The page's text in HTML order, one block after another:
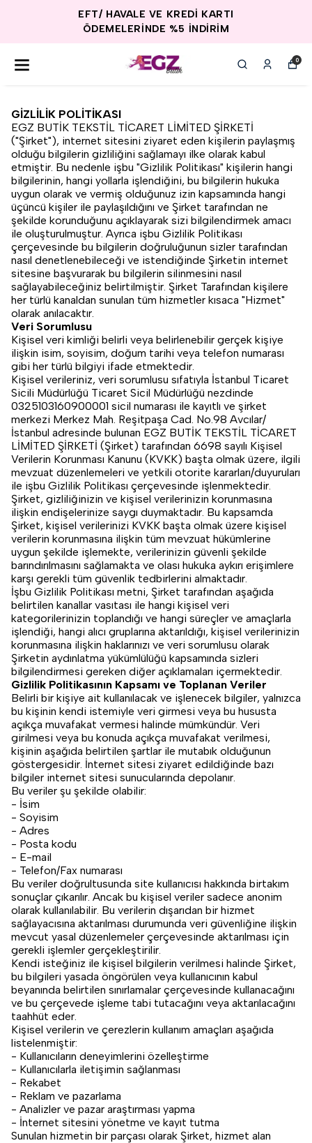
EFT/ HAVALE VE KREDİ KARTI
ÖDEMELERİNDE %5 İNDİRİM
0
GİZLİLİK POLİTİKASI
EGZ BUTİK TEKSTİL TİCARET LİMİTED ŞİRKETİ
("Şirket"), internet sitesini ziyaret eden kişilerin paylaşmış
olduğu bilgilerin gizliliğini sağlamayı ilke olarak kabul
etmiştir. Bu nedenle işbu "Gizlilik Politikası" kişilerin hangi
bilgilerinin, hangi yollarla işlendiğini, bu bilgilerin hukuka
uygun olarak ve vermiş olduğunuz izin kapsamında hangi
üçüncü kişiler ile paylaşıldığını ve Şirket tarafından ne
şekilde korunduğunu açıklayarak sizi bilgilendirmek amacı
ile oluşturulmuştur. Ayrıca işbu Gizlilik Politikası
çerçevesinde bu bilgilerin doğruluğunun sizler tarafından
nasıl denetlenebileceği ve istendiğinde Şirketin internet
sitesine başvurarak bu bilgilerin silinmesini nasıl
sağlayabileceğiniz belirtilmiştir. Şirket Tarafından kişilere
her türlü kanaldan sunulan tüm hizmetler kısaca "Hizmet"
olarak anılacaktır.
Veri Sorumlusu
Kişisel veri kimliği belirli veya belirlenebilir gerçek kişiye
ilişkin isim, soyisim, doğum tarihi veya telefon numarası
gibi her türlü bilgiyi ifade etmektedir.
Kişisel verileriniz, veri sorumlusu sıfatıyla İstanbul Ticaret
Sicili Müdürlüğü Ticaret Sicil Müdürlüğü nezdinde
0325103160900001 sicil numarası ile kayıtlı ve şirket
merkezi Merkez Mah. Reşitpaşa Cad. No.98 Avcılar/
İstanbul adresinde bulunan EGZ BUTİK TEKSTİL TİCARET
LİMİTED ŞİRKETİ (Şirket) tarafından 6698 sayılı Kişisel
Verilerin Korunması Kanunu (KVKK) başta olmak üzere, ilgili
mevzuat düzenlemeleri ve yetkili otorite kararları/duyuruları
ile işbu Gizlilik Politikası çerçevesinde işlenmektedir.
Şirket, gizliliğinizin ve kişisel verilerinizin korunmasına
ilişkin endişelerinize saygı duymaktadır. Bu kapsamda
Şirket, kişisel verilerinizi KVKK başta olmak üzere kişisel
verilerin korunmasına ilişkin tüm mevzuat hükümlerine
uygun şekilde işlemekte, verilerinizin güvenli şekilde
barındırılmasını sağlamakta ve olası hukuka aykırı erişimlere
karşı gerekli tüm güvenlik tedbirlerini almaktadır.
İşbu Gizlilik Politikası metni, Şirket tarafından aşağıda
belirtilen kanallar vasıtası ile hangi kişisel veri
kategorilerinizin toplandığı ve hangi süreçler ve amaçlarla
işlendiği, hangi alıcı gruplarına aktarıldığı, kişisel verilerinizin
korunmasına ilişkin haklarınızı ve veri sorumlusu olarak
Şirketin aydınlatma yükümlülüğü kapsamında sizleri
bilgilendirmesi gereken diğer açıklamaları içermektedir.
Gizlilik Politikasının Kapsamı ve Toplanan Veriler
Belirli bir kişiye ait kullanılacak ve işlenecek bilgiler, yalnızca
bu kişinin kendi istemiyle veri girmesi veya bu hususta
açıkça muvafakat vermesi halinde mümkündür. Veri
girilmesi veya bu konuda açıkça muvafakat verilmesi,
kişinin aşağıda belirtilen şartlar ile mutabık olduğunun
göstergesidir. İnternet sitesi ziyaret edildiğinde bazı
bilgiler internet sitesi sunucularında depolanır.
Bu veriler şu şekilde olabilir:
- İsim
- Soyisim
- Adres
- Posta kodu
- E-mail
- Telefon/Fax numarası
Bu veriler doğrultusunda site kullanıcısı hakkında birtakım
sonuçlar çıkarılır. Ancak bu kişisel veriler sadece anonim
olarak kullanılabilir. Bu verilerin dışarıdan bir hizmet
sağlayacısına aktarılması durumunda veri güvenliğine ilişkin
mevcut yasal düzenlemeler çerçevesinde aktarılması için
gerekli işlemler gerçekleştirilir.
Kendi isteğiniz ile kişisel bilgilerin verilmesi halinde Şirket,
bu bilgileri yasada öngörülen veya kullanıcının kabul
beyanında belirtilen sınırlamalar çerçevesinde kullanacağını
ve bu çerçevede işleme tabi tutacağını veya aktarılacağını
taahhüt eder.
Kişisel verilerin ve çerezlerin kullanım amaçları aşağıda
listelenmiştir:
- Kullanıcıların deneyimlerini özelleştirme
- Kullanıcılarla iletişimin sağlanması
- Rekabet
- Reklam ve pazarlama
- Analizler ve pazar araştırması yapma
- İnternet sitesini yönetme ve kayıt tutma
Sunulan hizmetin bir parçası olarak Şirket, hizmet alan